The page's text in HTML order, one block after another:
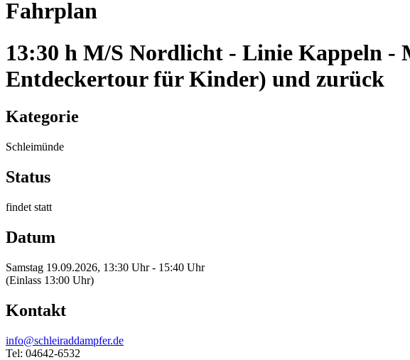
Fahrplan
13:30 h M/S Nordlicht - Linie Kappeln -
Entdeckertour für Kinder) und zurück
Kategorie
Schleimünde
Status
findet statt
Datum
Samstag 19.09.2026, 13:30 Uhr - 15:40 Uhr
(Einlass 13:00 Uhr)
Kontakt
info@schleiraddampfer.de
Tel: 04642-6532